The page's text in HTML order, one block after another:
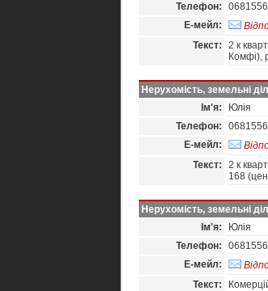
Телефон:
Е-мейл:
Текст:
2 к
Комфі),
Нерухомість, земельні
Ім'я:
Юлія
Телефон:
Е-мейл:
Текст:
2 к
168
Нерухомість, земельні
Ім'я:
Юлія
Телефон:
Е-мейл:
Текст: